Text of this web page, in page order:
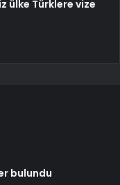
ülke Türklere vize
bulundu